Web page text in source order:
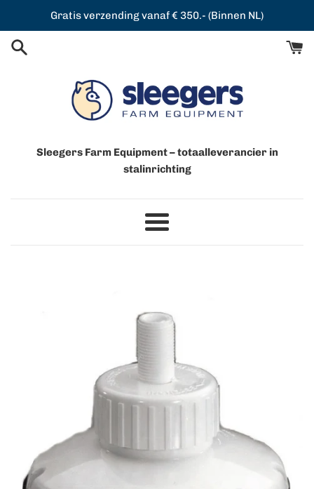
de
content
Gratis verzending vanaf € 350.- (Binnen NL)
Sleegers Farm Equipment – totaalleverancier in
stalinrichting
Menu